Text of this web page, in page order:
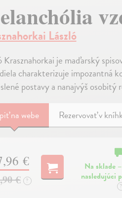
László
Krasznahorkai je maďarský
charakterizuje impozantná
postavy a nanajvýš osobitý
na webe Rezervovať v
€
€ ?
Na sklade
nasledujúci
?